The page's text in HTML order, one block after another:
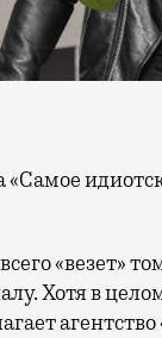
«везет»
Хотя в